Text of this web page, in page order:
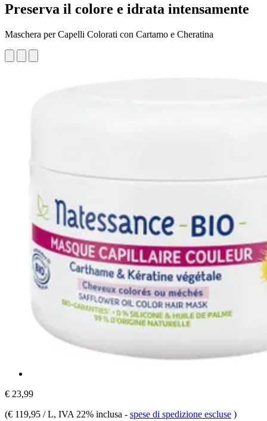
Preserva il colore e idrata intensamente
Maschera per Capelli Colorati con Cartamo e Cheratina
€ 23,99
(€ 119,95 / L, IVA 22% inclusa - spese di spedizione escluse )